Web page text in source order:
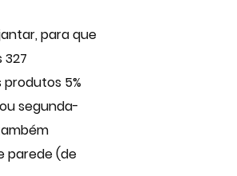
para que
327
5%
segunda-
parede (de